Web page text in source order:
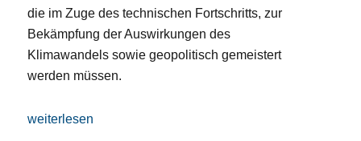
die im Zuge des technischen Fortschritts, zur
Bekämpfung der Auswirkungen des
Klimawandels sowie geopolitisch gemeistert
werden müssen.
„Universität gewinnt BGR-Vizepräsident Dr. Volker
weiterlesen